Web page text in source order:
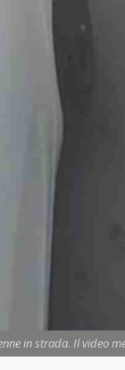
in strada. Il video